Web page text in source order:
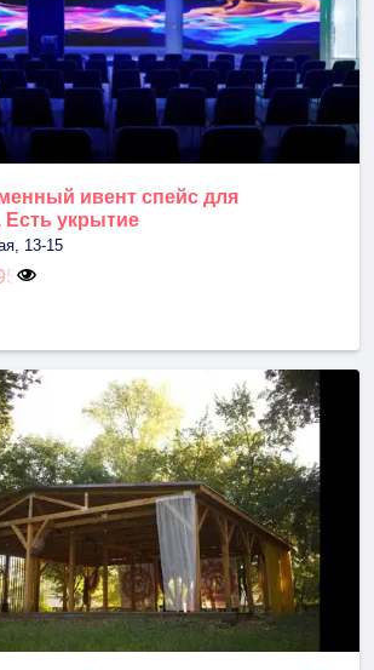
ивент спейс для
укрытие
13-15